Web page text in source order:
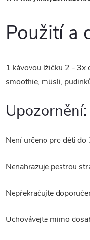
Použití a
1 kávovou lžičku 2 - 3x
smoothie, müsli,
Upozornění:
Není určeno pro děti do
Nenahrazuje pestrou
Nepřekračujte
Uchovávejte mimo